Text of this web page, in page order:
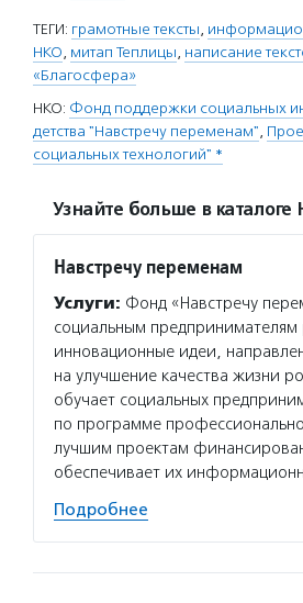
ТЕГИ: грамотные тексты,
НКО, митап Теплицы, написание
«Благосфера»
НКО: Фонд поддержки социальных
детства "Навстречу переменам",
социальных технологий" *
Узнайте больше в каталоге
Навстречу переменам
Услуги: Фонд «Навстречу
социальным предпринимателям
инновационные идеи,
на улучшение качества жизни
обучает социальных
по программе
лучшим проектам
обеспечивает их
Подробнее